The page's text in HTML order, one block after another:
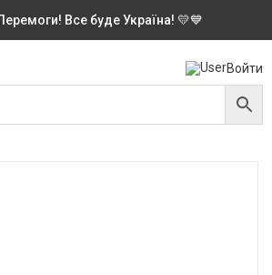
Все буде Україна! 💛💙
Войти